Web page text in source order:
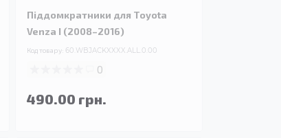
Піддомкратники для Toyota
Venza I (2008–2016)
Код товару: 60.WBJACKXXXX.ALL.0.00
0
490.00 грн.